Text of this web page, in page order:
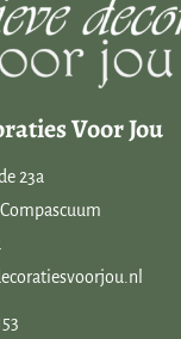
Voor Jou
23a